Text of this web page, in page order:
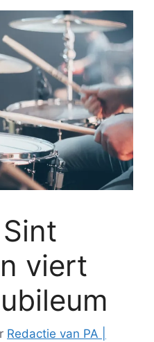
viert
Redactie van PA |